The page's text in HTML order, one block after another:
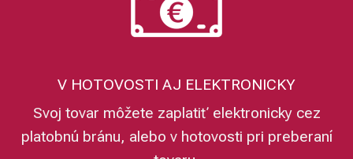
V HOTOVOSTI AJ ELEKTRONICKY
Svoj tovar môžete zaplatiť elektronicky cez
platobnú bránu, alebo v hotovosti pri preberaní